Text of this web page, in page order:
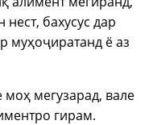
бахусус дар
муҳоҷиратанд ё аз
моҳ мегузарад, вале
гирам.